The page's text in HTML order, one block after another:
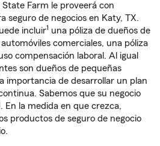
Farm le proveerá con
seguro de negocios en Katy, TX.
incluir1 una póliza de dueños de
comerciales, una póliza
compensación laboral. Al igual
son dueños de pequeñas
importancia de desarrollar un plan
Sabemos que su negocio
En la medida en que crezca,
productos de seguro de negocio